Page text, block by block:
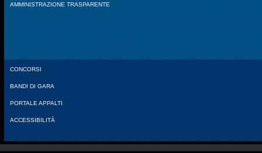
AMMINISTRAZIONE TRASPARENTE
CONCORSI
BANDI DI GARA
PORTALE APPALTI
ACCESSIBILITÀ